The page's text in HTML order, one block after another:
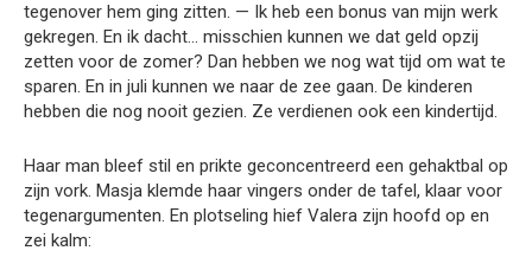
tegenover hem ging zitten. — Ik heb een bonus van mijn werk
gekregen. En ik dacht… misschien kunnen we dat geld opzij
zetten voor de zomer? Dan hebben we nog wat tijd om wat te
sparen. En in juli kunnen we naar de zee gaan. De kinderen
hebben die nog nooit gezien. Ze verdienen ook een kindertijd.
Haar man bleef stil en prikte geconcentreerd een gehaktbal op
zijn vork. Masja klemde haar vingers onder de tafel, klaar voor
tegenargumenten. En plotseling hief Valera zijn hoofd op en
zei kalm: